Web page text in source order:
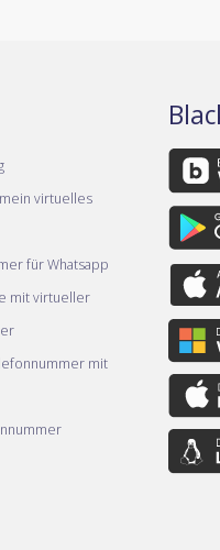
virtuelles
für Whatsapp
mit virtueller
mit